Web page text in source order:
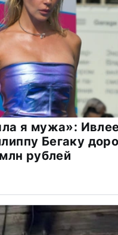
я мужа»:
Бегаку
рублей